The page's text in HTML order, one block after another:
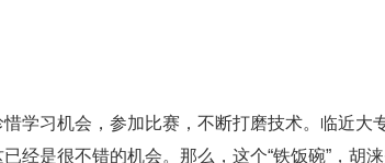
学习机会，参加比赛，不断打磨技术。临近
经是很不错的机会。那么，这个“铁饭碗”，胡涞